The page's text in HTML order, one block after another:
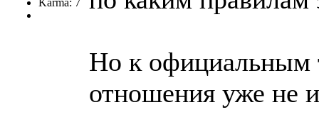
Karma: 7
Но к официальным
отношения уже не